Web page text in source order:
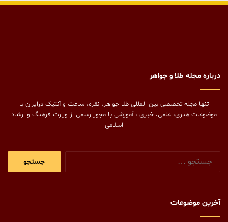
درباره مجله طلا و جواهر
تنها مجله تخصصی بین المللی طلا جواهر، نقره، ساعت و آنتیک درایران با
موضوعات هنری، علمی، خبری ، آموزشی با مجوز رسمی از وزارت فرهنگ و ارشاد
اسلامی
آخرین موضوعات